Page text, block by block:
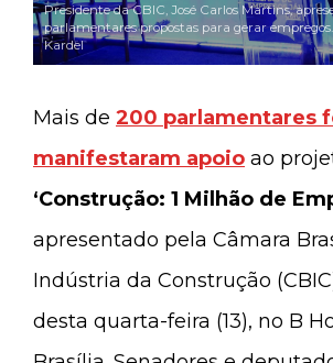
Presidente da CBIC, José Carlos Martins,
parlamentares propostas para gerar
Kardel
Mais de 200 parlamentares
manifestaram apoio ao
‘Construção: 1 Milhão de
apresentado pela Câmara
Indústria da Construção
desta quarta-feira (13), no B